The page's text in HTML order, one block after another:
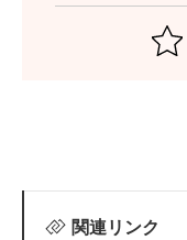
関連リンク